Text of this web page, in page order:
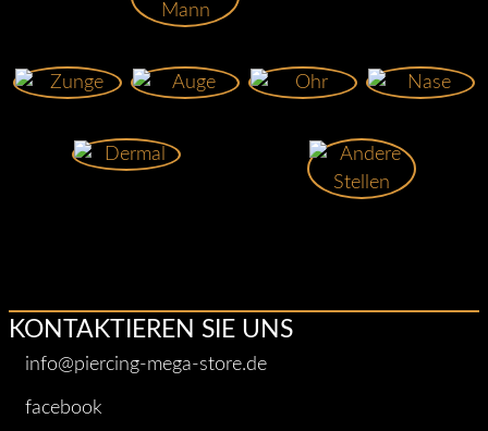
KONTAKTIEREN SIE UNS
info@piercing-mega-store.de
facebook